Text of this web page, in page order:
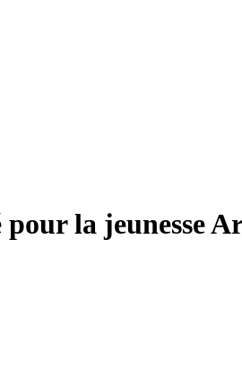
la jeunesse